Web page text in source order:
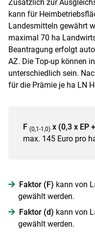
Zusätzlich zur
kann für
Landesmitteln gewährt
maximal 70 ha
Beantragung erfolgt
AZ. Die Top-up können
unterschiedlich sein.
für die Prämie je ha LN
F (0,1-1,0) x (0,3 x EP
max. 145 Euro pro
Faktor (F) kann von
gewählt werden.
Faktor (d) kann von
gewählt werden.